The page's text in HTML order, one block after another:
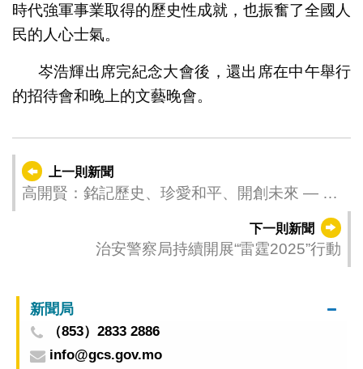
時代強軍事業取得的歷史性成就，也振奮了全國人
民的人心士氣。
岑浩輝出席完紀念大會後，還出席在中午舉行
的招待會和晚上的文藝晚會。
上一則新聞
高開賢：銘記歷史、珍愛和平、開創未來 — 觀
下一則新聞
治安警察局持續開展“雷霆2025”行動
新聞局
（853）2833 2886
info@gcs.gov.mo